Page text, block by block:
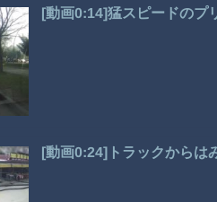
[動画0:14]猛スピードのプ
[動画0:24]トラックからは